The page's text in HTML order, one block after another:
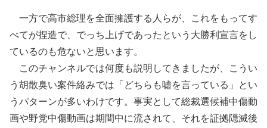
一方で高市総理を全面擁護する人らが、これをもってす
べてが捏造で、でっち上げであったという大勝利宣言をし
ているのも危ないと思います。
このチャンネルでは何度も説明してきましたが、こうい
う胡散臭い案件絡みでは「どちらも嘘を言っている」とい
うパターンが多いわけです。事実として総裁選候補中傷動
画や野党中傷動画は期間中に流されて、それを証拠隠滅後